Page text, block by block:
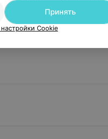
Принять
Cookie